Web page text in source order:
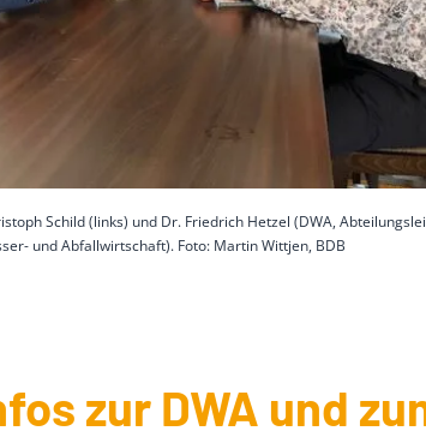
Schild (links) und Dr. Friedrich Hetzel (DWA,
und Abfallwirtschaft). Foto: Martin Wittjen, BDB
zur DWA und